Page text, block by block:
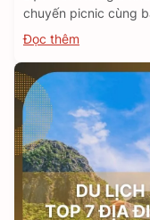
chuyến picnic cùng
Đọc thêm